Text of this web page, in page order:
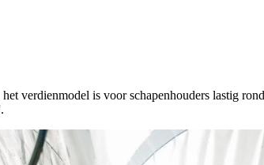
verdienmodel is voor schapenhouders lastig